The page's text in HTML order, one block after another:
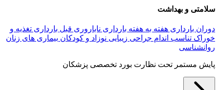
سلامتی و بهداشت
دوران بارداری هفته به هفته بارداری ناباروری قبل بارداری تغذیه و
خوراک تناسب اندام جراحی زیبایی نوزاد و کودکان بیماری های زنان
روانشناسی
پایش مستمر تحت نظارت بورد تخصصی پزشکان